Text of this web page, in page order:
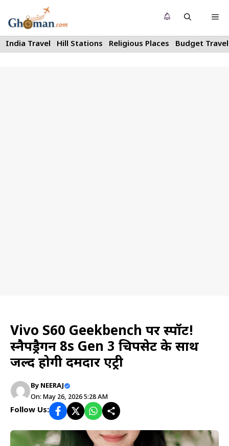
to
content
India Travel Hill Stations Religious Places Budget Travel
Vivo S60 Geekbench पर स्पॉट!
स्नैपड्रैगन 8s Gen 3 चिपसेट के साथ
जल्द होगी दमदार एंट्री
By NEERAJ
On: May 26, 2026 5:28 AM
Follow Us: